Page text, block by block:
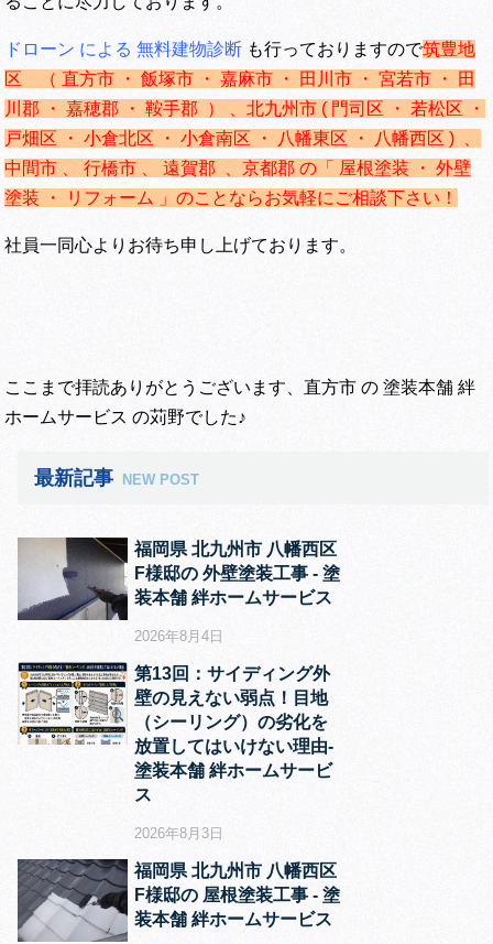
ドローン による 無料建物診断 も行っておりますので筑豊地
区 （ 直方市 ・ 飯塚市 ・ 嘉麻市 ・ 田川市 ・ 宮若市 ・ 田
川郡 ・ 嘉穂郡 ・ 鞍手郡 ） 、北九州市 ( 門司区 ・ 若松区 ・
戸畑区 ・ 小倉北区 ・ 小倉南区 ・ 八幡東区 ・ 八幡西区 ) 、
中間市 、 行橋市 、 遠賀郡 、京都郡 の「 屋根塗装 ・ 外壁
塗装 ・ リフォーム 」のことならお気軽にご相談下さい！
社員一同心よりお待ち申し上げております。
ここまで拝読ありがとうございます、直方市 の 塗装本舗 絆
ホームサービス の苅野でした♪
最新記事 NEW POST
福岡県 北九州市 八幡西区
F様邸の 外壁塗装工事 ‐ 塗
装本舗 絆ホームサービス
2026年8月4日
第13回：サイディング外
壁の見えない弱点！目地
（シーリング）の劣化を
放置してはいけない理由‐
塗装本舗 絆ホームサービ
ス
2026年8月3日
福岡県 北九州市 八幡西区
F様邸の 屋根塗装工事 ‐ 塗
装本舗 絆ホームサービス